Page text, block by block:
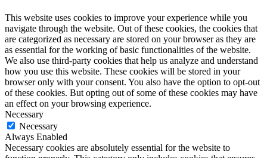
This website uses cookies to improve your experience while you
navigate through the website. Out of these cookies, the cookies that
are categorized as necessary are stored on your browser as they are
as essential for the working of basic functionalities of the website.
We also use third-party cookies that help us analyze and understand
how you use this website. These cookies will be stored in your
browser only with your consent. You also have the option to opt-out
of these cookies. But opting out of some of these cookies may have
an effect on your browsing experience.
Necessary
Necessary
Always Enabled
Necessary cookies are absolutely essential for the website to